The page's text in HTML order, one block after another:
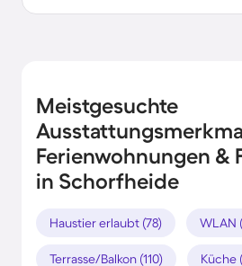
Meistgesuchte
Ferienwohnungen &
in Schorfheide
Haustier erlaubt (78) WLAN
Terrasse/Balkon (110) Küche